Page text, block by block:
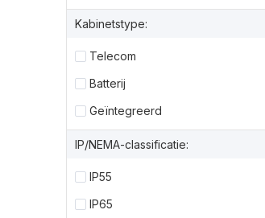
Kabinetstype:
Telecom
Batterij
Geïntegreerd
IP/NEMA-classificatie:
IP55
IP65